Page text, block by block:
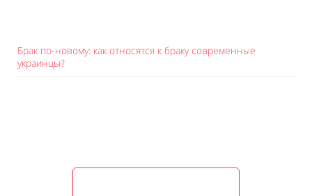
Брак по-новому: как относятся к браку современные
украинцы?